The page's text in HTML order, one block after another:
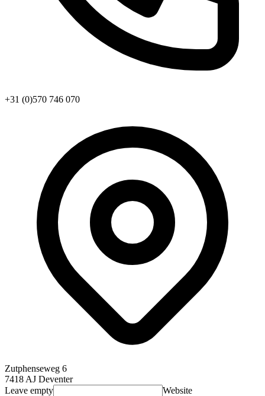
+31 (0)570 746 070
Zutphenseweg 6
7418 AJ Deventer
Leave empty
Website